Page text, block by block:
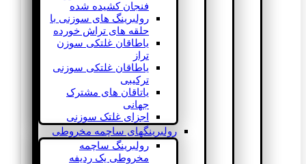
فنجان کشیده شده
رولبرینگ های سوزنی با
حلقه های تراش خورده
یاطاقان غلتکی سوزن
تراز
یاطاقان غلتکی سوزنی
ترکیبی
یاتاقان های مشترک
جهانی
اجزای غلتک سوزنی
رولبرینگهای ساچمه مخروطی
رولبرینگ ساچمه
مخروطی یک ردیفه